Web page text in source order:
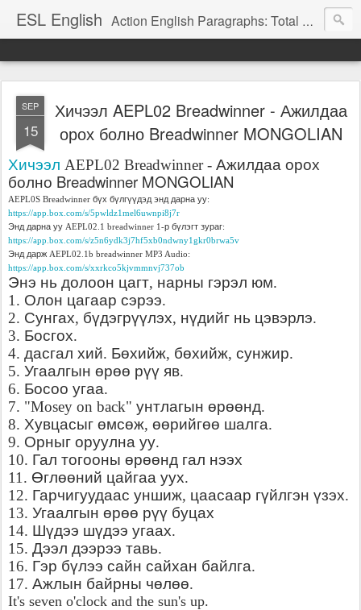
ESL English Action English Paragraphs: Total Physical Response (TPR) Paragraphs for the High School and Adult Language Student
SEP
15
Хичээл AEPL02 Breadwinner - Ажилдаа
орох болно Breadwinner MONGOLIAN
Хичээл AEPL02 Breadwinner - Ажилдаа орох
болно Breadwinner MONGOLIAN
AEPL0S Breadwinner бүх бүлгүүдэд энд дарна уу:
https://app.box.com/s/5pwldz1mel6uwnpi8j7r
Энд дарна уу AEPL02.1 breadwinner 1-р бүлэгт зураг:
https://app.box.com/s/z5n6ydk3j7hf5xb0ndwny1gkr0brwa5v
Энд дарж AEPL02.1b breadwinner MP3 Audio:
https://app.box.com/s/xxrkco5kjvmmnvj737ob
Энэ нь долоон цагт, нарны гэрэл юм.
1. Олон цагаар сэрээ.
2. Сунгах, бүдэгрүүлэх, нүдийг нь цэвэрлэ.
3. Босгох.
4. дасгал хий. Бөхийж, бөхийж, сунжир.
5. Угаалгын өрөө рүү яв.
6. Босоо угаа.
7. "Mosey on back" унтлагын өрөөнд.
8. Хувцасыгөмсөж, өөрийгөө шалга.
9. Орныгоруулна уу.
10. Гал тогооны өрөөнд гал нээх
11. Өглөөний цайгаа уух.
12. Гарчигуудаас уншиж, цаасаар гүйлгэн үзэх.
13. Угаалгын өрөө рүү буцах
14. Шүдээ шүдээ угаах.
15. Дээл дээрээ тавь.
16. Гэр бүлээ сайн сайхан байлга.
17. Ажлын байрны чөлөө.
It's seven o'clock and the sun's up.